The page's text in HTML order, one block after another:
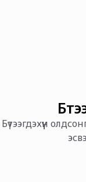
Бүтээгдэхүүн